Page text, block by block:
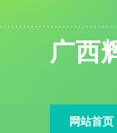
广西
网站首页